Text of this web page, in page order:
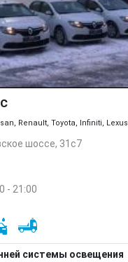
Renault, Toyota, Infiniti, Lexus
шоссе, 31с7
- 21:00
системы освещения